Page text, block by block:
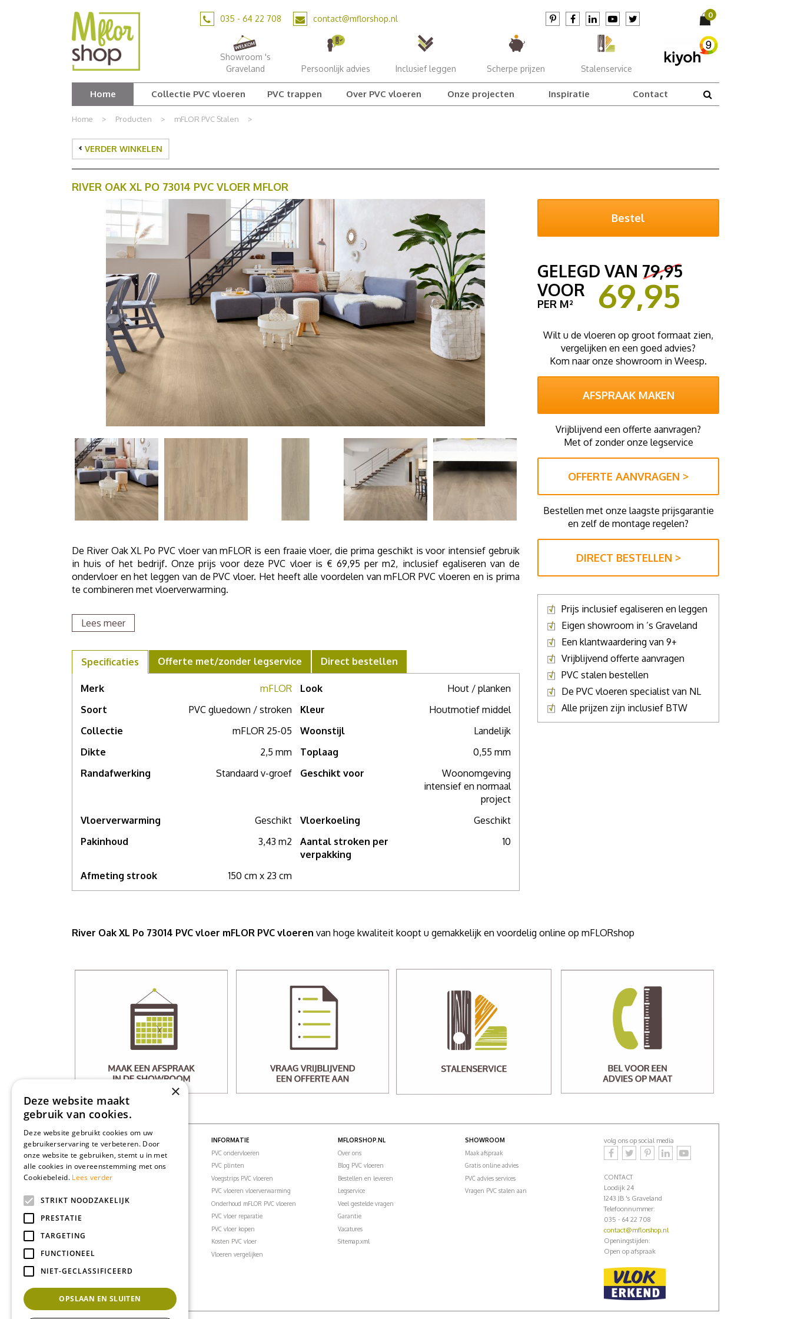
Home > Producten > mFLOR PVC Stalen >
035 - 64 22 708 contact@mflorshop.nl
Showroom 's
Graveland
Persoonlijk advies Inclusief leggen Scherpe prijzen Stalenservice
Home Collectie PVC vloeren PVC trappen Over PVC vloeren Onze projecten Inspiratie Contact
VERDER WINKELEN
RIVER OAK XL PO 73014 PVC VLOER MFLOR
De River Oak XL Po PVC vloer van mFLOR is een fraaie vloer, die prima geschikt is voor intensief gebruik
in huis of het bedrijf. Onze prijs voor deze PVC vloer is € 69,95 per m2, inclusief egaliseren van de
ondervloer en het leggen van de PVC vloer. Het heeft alle voordelen van mFLOR PVC vloeren en is prima
te combineren met vloerverwarming.
's Gravelandvoor een compleet persoonlijk advies.
Lees meer
Specificaties Offerte met/zonder legservice Direct bestellen
Merk mFLOR Look
Hout / planken
Soort
PVC gluedown / stroken Kleur
Houtmotief middel
Collectie
mFLOR 25-05 Woonstijl
Landelijk
Dikte
2,5 mm Toplaag
0,55 mm
Randafwerking
Standaard v-groef Geschikt voor
Woonomgeving
intensief en normaal
project
Vloerverwarming
Geschikt Vloerkoeling
Geschikt
Pakinhoud
3,43 m2
Aantal stroken per
verpakking
10
Afmeting strook 150 cm x 23 cm
GELEGD VAN 79,95
VOOR
69,95
PER M²
Wilt u de vloeren op groot formaat zien,
vergelijken en een goed advies?
Kom naar onze showroom in Weesp.
AFSPRAAK MAKEN
Vrijblijvend een offerte aanvragen?
Met of zonder onze legservice
OFFERTE AANVRAGEN >
Bestellen met onze laagste prijsgarantie
en zelf de montage regelen?
DIRECT BESTELLEN >
Prijs inclusief egaliseren en leggen
Eigen showroom in ’s Graveland
Een klantwaardering van 9+
Vrijblijvend offerte aanvragen
PVC stalen bestellen
De PVC vloeren specialist van NL
Alle prijzen zijn inclusief BTW
River Oak XL Po 73014 PVC vloer mFLOR PVC vloeren van hoge kwaliteit koopt u gemakkelijk en voordelig online op mFLORshop
PVC VLOEREN
PVC vloeren
PVC visgraatvloer
PVC klikvloeren
PVC vloer woonkamer
PVC vloer kantoor
INFORMATIE
PVC ondervloeren
PVC plinten
Voegstrips PVC vloeren
PVC vloeren vloerverwarming
Onderhoud mFLOR PVC vloeren
PVC vloer reparatie
PVC vloer kopen
Kosten PVC vloer
Vloeren vergelijken
MFLORSHOP.NL
Over ons
Blog PVC vloeren
Bestellen en leveren
Legservice
Veel gestelde vragen
Garantie
Vacatures
Sitemap.xml
SHOWROOM
Maak afspraak
Gratis online advies
PVC advies services
Vragen PVC stalen aan
volg ons op social media
CONTACT
Loodijk 24
1243 JB 's Graveland
Telefoonnummer:
035 - 64 22 708
contact@mflorshop.nl
Openingstijden:
Open op afspraak
×
Deze website maakt
gebruik van cookies.
Deze website gebruikt cookies om uw
gebruikerservaring te verbeteren. Door
onze website te gebruiken, stemt u in met
alle cookies in overeenstemming met ons
Cookiebeleid. Lees verder
STRIKT NOODZAKELIJK
PRESTATIE
TARGETING
FUNCTIONEEL
NIET-GECLASSIFICEERD
OPSLAAN EN SLUITEN